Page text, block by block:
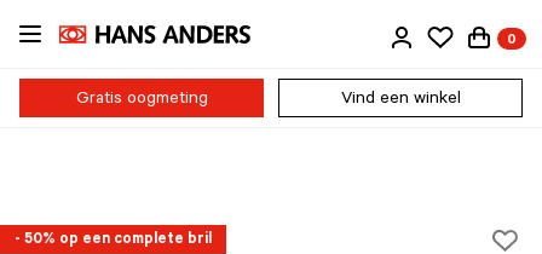
Ga
naar
inhoud
0
Gratis oogmeting Vind een winkel
- 50% op een complete bril